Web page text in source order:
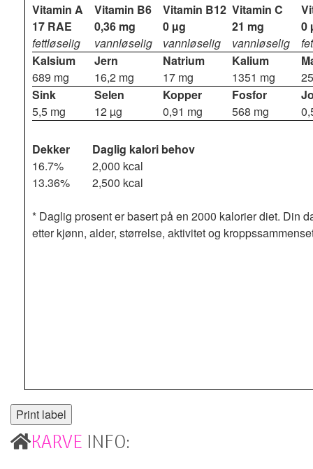
Vitamin A
17 RAE
fettløselig
Vitamin B6
0,36 mg
vannløselig
Vitamin B12
0 µg
vannløselig
Vitamin C
21 mg
vannløselig
0
Kalsium
689 mg
Jern
16,2 mg
Natrium
17 mg
Kalium
1351 mg
Sink
5,5 mg
Selen
12 µg
Kopper
0,91 mg
Fosfor
568 mg
Dekker
Daglig kalori behov
16.7%
2,000 kcal
13.36%
2,500 kcal
* Daglig prosent er basert på en 2000 kalorier diet. Din
etter kjønn, alder, størrelse, aktivitet og
KARVE INFO: